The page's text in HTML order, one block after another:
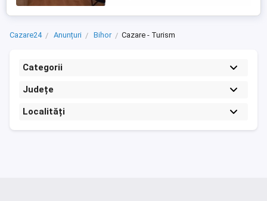
de joaca pentru copii. Apartamentul ...
Cazare24 Anunțuri Bihor Cazare - Turism
Categorii
Județe
Localități